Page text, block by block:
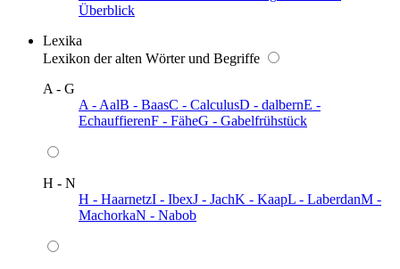
Überblick
Lexika
Lexikon der alten Wörter und Begriffe
A - G
A - AalB - BaasC - CalculusD - dalbernE -
EchauffierenF - FäheG - Gabelfrühstück
H - N
H - HaarnetzI - IbexJ - JachK - KaapL - LaberdanM -
MachorkaN - Nabob